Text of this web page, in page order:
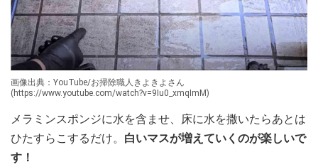
画像出典：YouTube/お掃除職人きよきよさん
(https://www.youtube.com/watch?v=9Iu0_xmqImM)
メラミンスポンジに水を含ませ、床に水を撒いたらあとは
ひたすらこするだけ。 白いマスが増えていくのが楽しいで
す！